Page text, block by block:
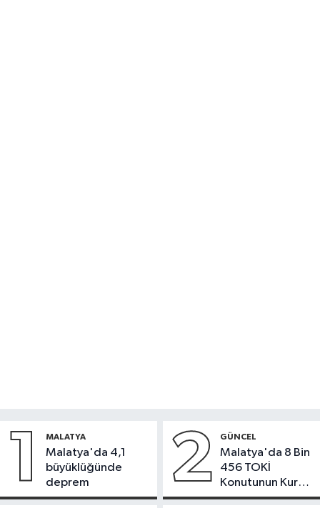
1 MALATYA
Malatya'da 4,1
büyüklüğünde
deprem
2 GÜNCEL
Malatya'da 8 Bin
456 TOKİ
Konutunun Kurası
Bugün Çekiliyor